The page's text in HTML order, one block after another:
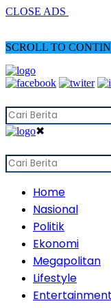
CLOSE ADS
SCROLL TO
✖
Home
Nasional
Politik
Ekonomi
Megapolitan
Lifestyle
Entertainment